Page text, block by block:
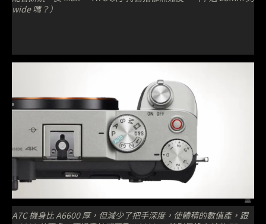
wide 嗎？）
A7C 機身比 A6600 厚，但減少了把手深度，使體積的數值產，跟